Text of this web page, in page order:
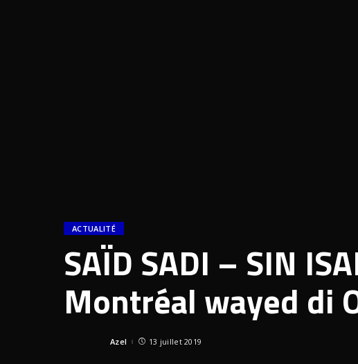
ACTUALITÉ
SAÏD SADI – SIN
Montréal wayed di
Posted
Azel 13 juillet 2019